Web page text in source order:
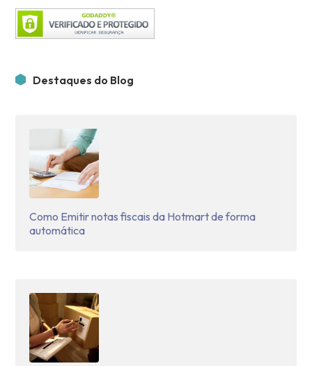
Destaques do Blog
Como Emitir notas fiscais da Hotmart de forma
automática